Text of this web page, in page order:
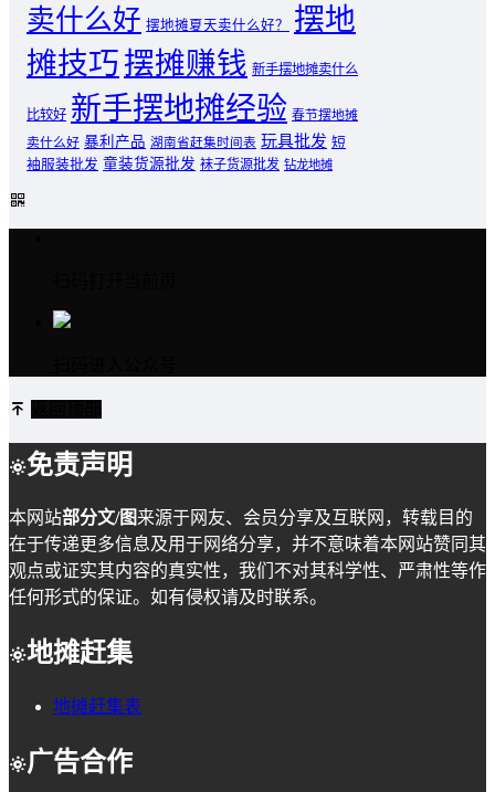
卖什么好 摆地摊夏天卖什么好？
摆地
摊技巧摆摊赚钱 新手摆地摊卖什么
比较好 新手摆地摊经验 春节摆地摊
卖什么好 暴利产品 湖南省赶集时间表 玩具批发 短
袖服装批发 童装货源批发 袜子货源批发 钻龙地摊
免责声明
本网站部分文/图来源于网友、会员分享及互联网，转载目的
在于传递更多信息及用于网络分享，并不意味着本网站赞同其
观点或证实其内容的真实性，我们不对其科学性、严肃性等作
任何形式的保证。如有侵权请及时联系。
地摊赶集
地摊赶集表
广告合作